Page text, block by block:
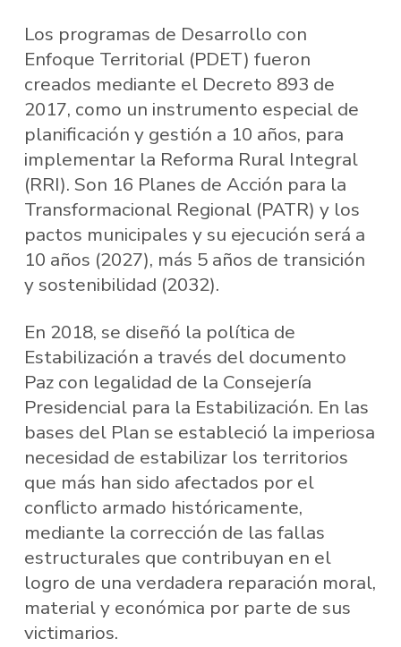
Los programas de Desarrollo con
Enfoque Territorial (PDET) fueron
creados mediante el Decreto 893 de
2017, como un instrumento especial de
planificación y gestión a 10 años, para
implementar la Reforma Rural Integral
(RRI). Son 16 Planes de Acción para la
Transformacional Regional (PATR) y los
pactos municipales y su ejecución será a
10 años (2027), más 5 años de transición
y sostenibilidad (2032).
En 2018, se diseñó la política de
Estabilización a través del documento
Paz con legalidad de la Consejería
Presidencial para la Estabilización. En las
bases del Plan se estableció la imperiosa
necesidad de estabilizar los territorios
que más han sido afectados por el
conflicto armado históricamente,
mediante la corrección de las fallas
estructurales que contribuyan en el
logro de una verdadera reparación moral,
material y económica por parte de sus
victimarios.